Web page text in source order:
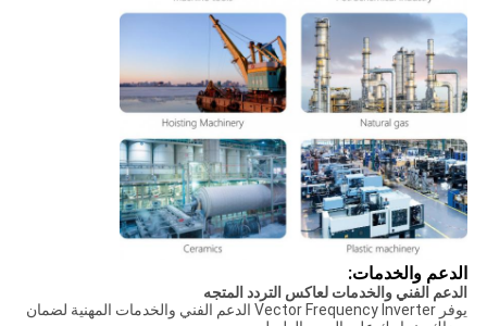
الدعم والخدمات:
الدعم الفني والخدمات لعاكس التردد المتجه
يوفر Vector Frequency Inverter الدعم الفني والخدمات المهنية لضمان